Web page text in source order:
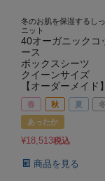
冬のお肌を保湿するし
ニット
40オーガニックコ
ース
ボックスシーツ
クイーンサイズ
【オーダーメイド】
春 秋 夏
あったか
¥18,513税込
商品を見る